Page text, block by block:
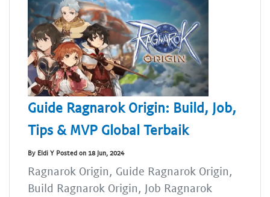
Guide Ragnarok Origin: Build, Job,
Tips & MVP Global Terbaik
By Eldi Y Posted on 18 Jun, 2024
Ragnarok Origin, Guide Ragnarok Origin,
Build Ragnarok Origin, Job Ragnarok